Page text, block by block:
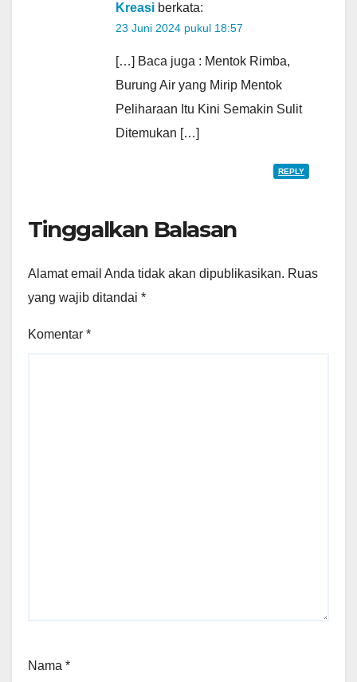
Kreasi berkata:
23 Juni 2024 pukul 18:57
[…] Baca juga : Mentok Rimba,
Burung Air yang Mirip Mentok
Peliharaan Itu Kini Semakin Sulit
Ditemukan […]
REPLY
Tinggalkan Balasan
Alamat email Anda tidak akan dipublikasikan. Ruas
yang wajib ditandai *
Komentar *
Nama *